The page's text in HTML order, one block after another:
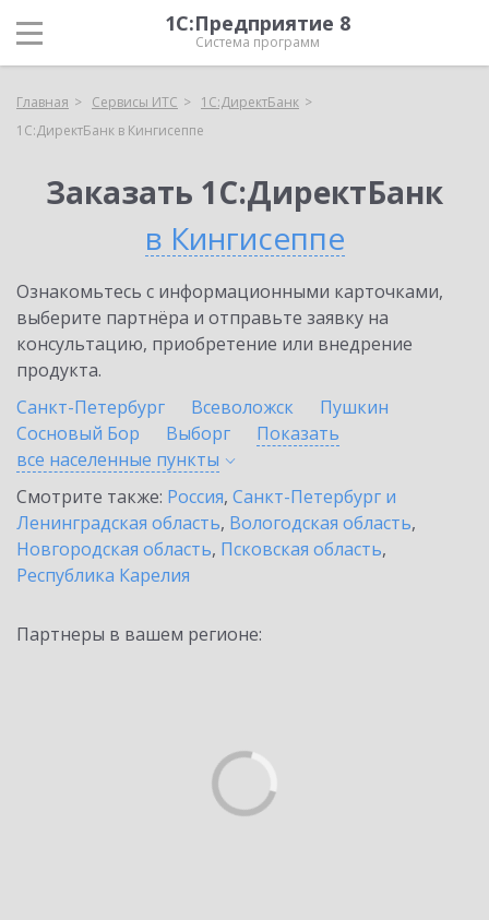
1С:Предприятие 8
Система программ
Главная Сервисы ИТС
1С:ДиректБанк
1С:ДиректБанк в Кингисеппе
Заказать 1С:ДиректБанк
в Кингисеппе
Ознакомьтесь с информационными карточками,
выберите партнёра и отправьте заявку на
консультацию, приобретение или внедрение
продукта.
Санкт-Петербург
Всеволожск
Пушкин
Сосновый Бор
Выборг
Показать
все населенные пункты
Смотрите также: Россия, Санкт-Петербург и
Ленинградская область, Вологодская область,
Новгородская область, Псковская область,
Республика Карелия
Партнеры в вашем регионе: